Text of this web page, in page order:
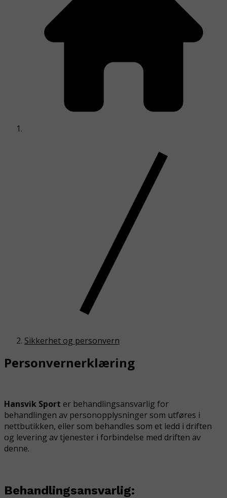
Sikkerhet og personvern
Personvernerklæring
Hansvik Sport er behandlingsansvarlig for
behandlingen av personopplysninger som utføres i
nettbutikken, eller som behandles som et ledd i driften
og levering av tjenester i forbindelse med driften av
denne.
Behandlingsansvarlig: